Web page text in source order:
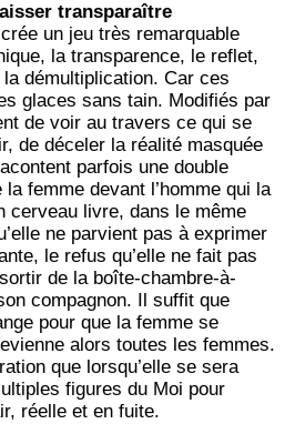
transparaître
un jeu très remarquable
la transparence, le reflet,
démultiplication. Car ces
glaces sans tain. Modifiés par
de voir au travers ce qui se
de déceler la réalité masquée
parfois une double
femme devant l’homme qui la
cerveau livre, dans le même
ne parvient pas à exprimer
le refus qu’elle ne fait pas
de la boîte-chambre-à-
compagnon. Il suffit que
pour que la femme se
alors toutes les femmes.
que lorsqu’elle se sera
figures du Moi pour
réelle et en fuite.